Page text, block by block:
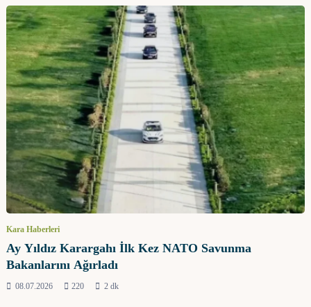
Kara Haberleri
Ay Yıldız Karargahı İlk Kez NATO Savunma
Bakanlarını Ağırladı
08.07.2026 220 2 dk